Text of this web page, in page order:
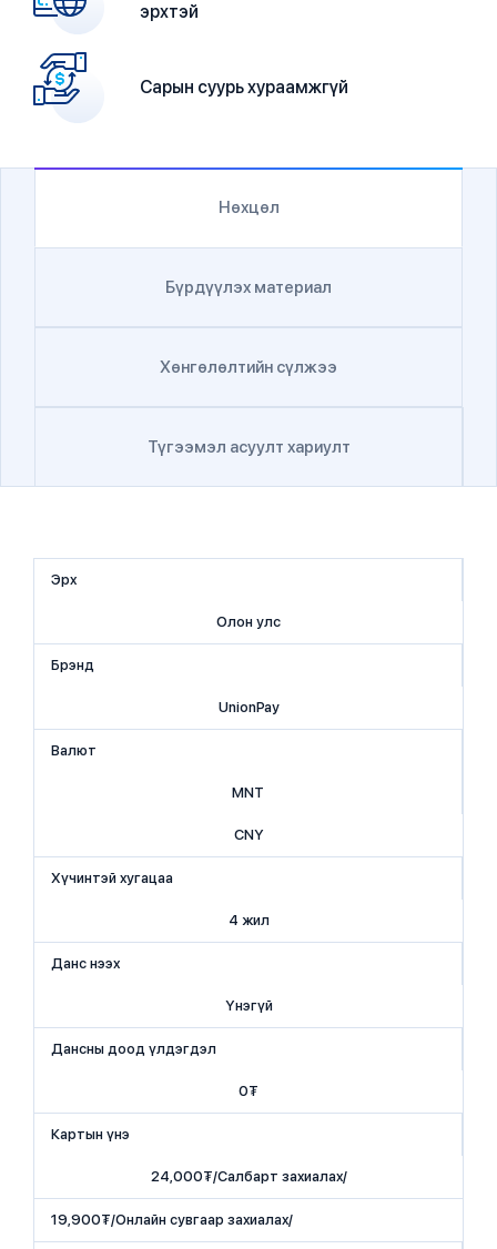
эрхтэй
Сарын суурь хураамжгүй
Нөхцөл
Бүрдүүлэх материал
Хөнгөлөлтийн сүлжээ
Түгээмэл асуулт хариулт
Эрх
Олон улс
Брэнд
UnionPay
Валют
MNT
CNY
Хүчинтэй хугацаа
4 жил
Данс нээх
Үнэгүй
Дансны доод үлдэгдэл
0₮
Картын үнэ
24,000₮/Салбарт захиалах/
19,900₮/Онлайн сувгаар захиалах/